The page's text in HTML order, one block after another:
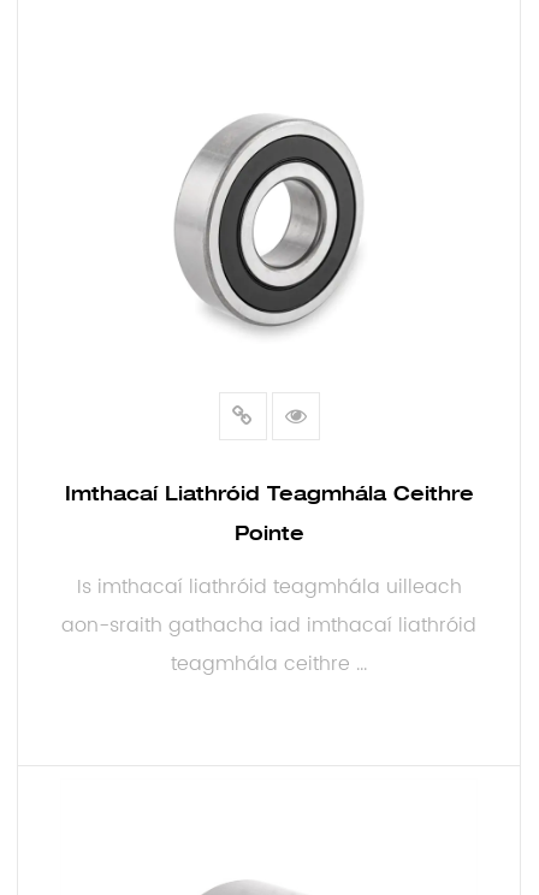
Imthacaí Liathróid Teagmhála Ceithre
Pointe
Is imthacaí liathróid teagmhála uilleach
aon-sraith gathacha iad imthacaí liathróid
teagmhála ceithre ...